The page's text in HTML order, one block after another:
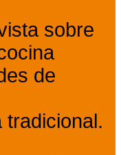
sobre
de
tradicional.